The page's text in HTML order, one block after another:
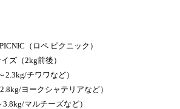
（ロペ ピクニック）
ズ（2kg前後）
2.3kg/チワワなど）
ヨークシャテリアなど）
マルチーズなど）